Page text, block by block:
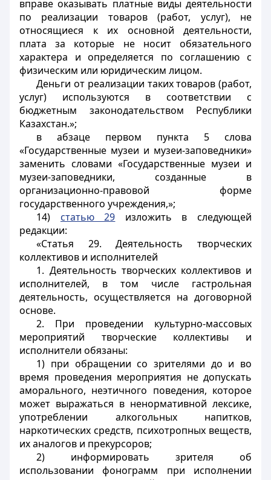
вправе оказывать платные виды деятельности
по реализации товаров (работ, услуг), не
относящиеся к их основной деятельности,
плата за которые не носит обязательного
характера и определяется по соглашению с
физическим или юридическим лицом.
Деньги от реализации таких товаров (работ,
услуг) используются в соответствии с
бюджетным законодательством Республики
Казахстан.»;
в абзаце первом пункта 5 слова
«Государственные музеи и музеи-заповедники»
заменить словами «Государственные музеи и
музеи-заповедники, созданные в
организационно-правовой форме
государственного учреждения,»;
14) статью 29 изложить в следующей
редакции:
«Статья 29. Деятельность творческих
коллективов и исполнителей
1. Деятельность творческих коллективов и
исполнителей, в том числе гастрольная
деятельность, осуществляется на договорной
основе.
2. При проведении культурно-массовых
мероприятий творческие коллективы и
исполнители обязаны:
1) при обращении со зрителями до и во
время проведения мероприятия не допускать
аморального, неэтичного поведения, которое
может выражаться в ненормативной лексике,
употреблении алкогольных напитков,
наркотических средств, психотропных веществ,
их аналогов и прекурсоров;
2) информировать зрителя об
использовании фонограмм при исполнении